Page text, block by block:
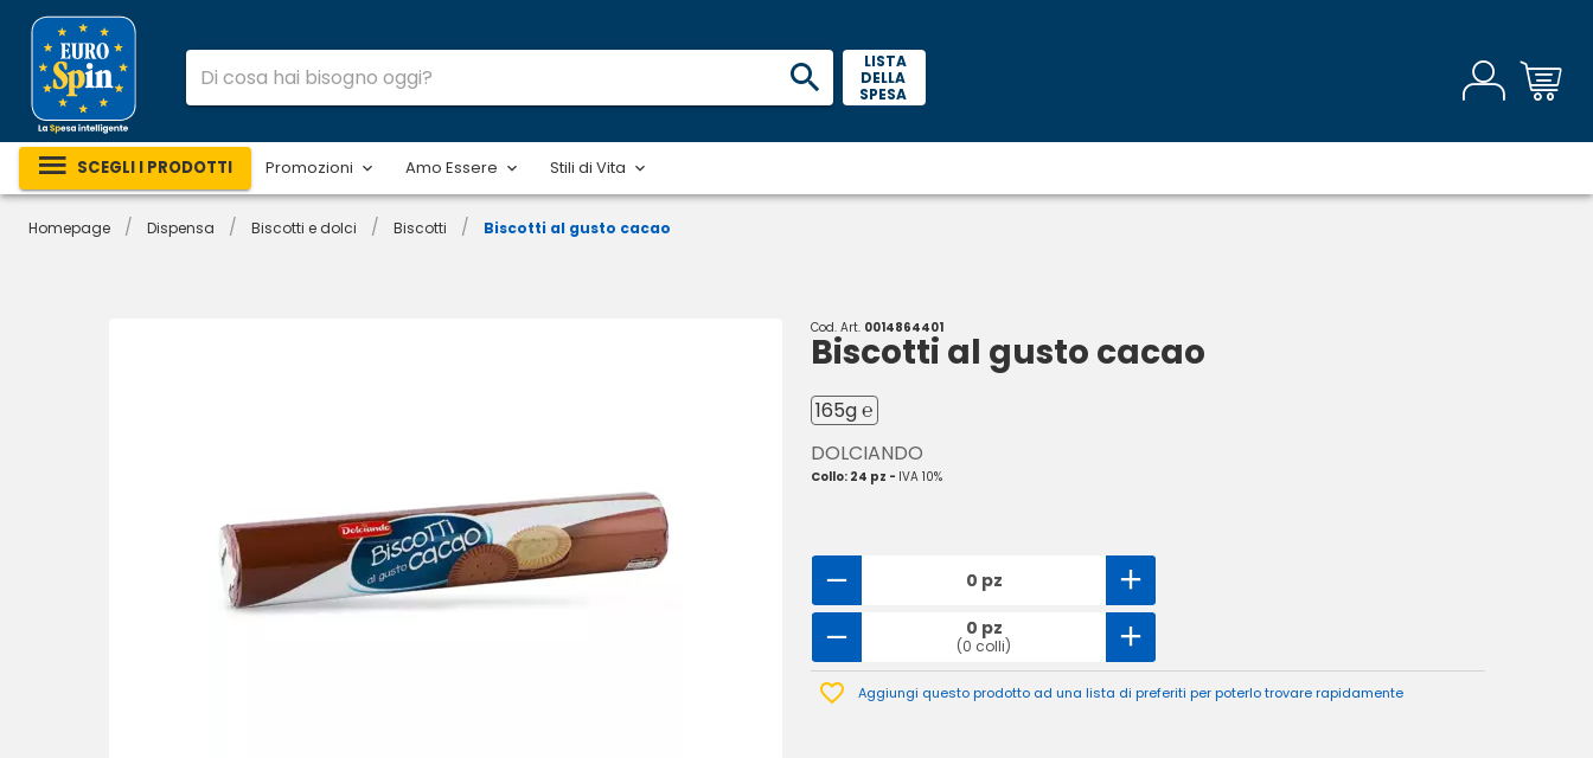
LISTA
DELLA
SPESA
SCEGLI I PRODOTTI Promozioni Amo Essere Stili di Vita
Homepage / Dispensa / Biscotti e dolci / Biscotti / Biscotti al gusto cacao
Cod. Art. 0014864401
Biscotti al gusto cacao
165g ℮
DOLCIANDO
Collo: 24 pz - IVA 10%
0 pz
0 pz
(0 colli)
Aggiungi questo prodotto ad una lista di preferiti per poterlo trovare rapidamente